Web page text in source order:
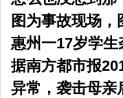
图为事故现场
惠州一17岁学生
据南方都市报
异常，袭击母亲